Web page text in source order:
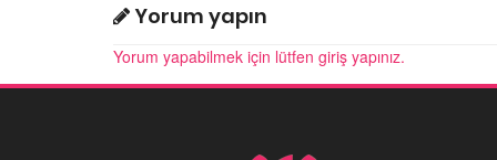
Yorum yapın
Yorum yapabilmek için lütfen giriş yapınız.